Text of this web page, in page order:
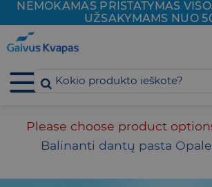
Skip
to
content
NEMOKAMAS PRISTATYMAS
UŽSAKYMAMS NUO
Please choose product
Balinanti dantų pasta